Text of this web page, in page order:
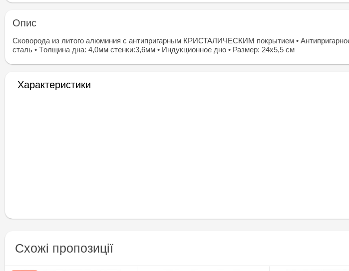
Опис
Сковорода из литого алюминия с антипригарным КРИСТАЛИЧЕСКИМ покрытием •
сталь • Tолщина дна: 4,0мм стенки:3,6мм • Индукционное дно • Размер: 24х5,5 см
Характеристики
Схожі пропозиції